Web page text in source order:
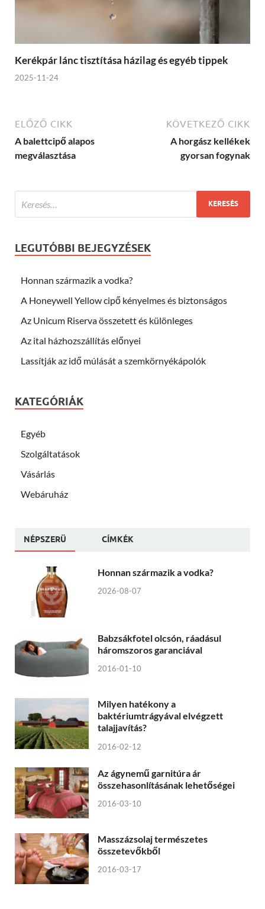
Kerékpár lánc tisztítása házilag és egyéb tippek
2025-11-24
ELŐZŐ CIKK
A balettcipő alapos
megválasztása
KÖVETKEZŐ CIKK
A horgász kellékek
gyorsan fogynak
LEGUTÓBBI BEJEGYZÉSEK
Honnan származik a vodka?
A Honeywell Yellow cipő kényelmes és biztonságos
Az Unicum Riserva összetett és különleges
Az ital házhozszállítás előnyei
Lassítják az idő múlását a szemkörnyékápolók
KATEGÓRIÁK
Egyéb
Szolgáltatások
Vásárlás
Webáruház
NÉPSZERÜ CÍMKÉK
Honnan származik a vodka?
2026-08-07
Babzsákfotel olcsón, ráadásul
háromszoros garanciával
2016-01-10
Milyen hatékony a
baktériumtrágyával elvégzett
talajjavítás?
2016-02-12
Az ágynemű garnitúra ár
összehasonlításának lehetőségei
2016-03-10
Masszázsolaj természetes
összetevőkből
2016-03-17